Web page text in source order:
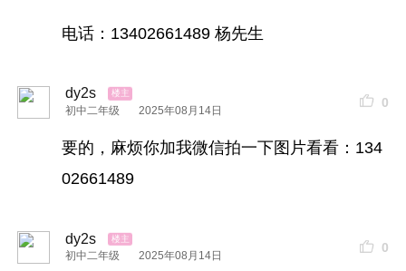
电话：13402661489 杨先生
dy2s
初中二年级 2025年08月14日
0
要的，麻烦你加我微信拍一下图片看看：134
02661489
dy2s
初中二年级 2025年08月14日
0